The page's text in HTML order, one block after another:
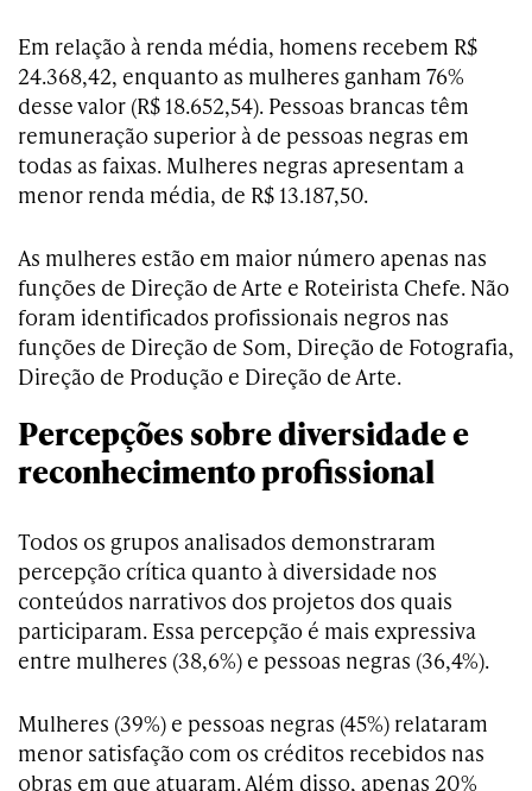
Em relação à renda média, homens recebem R$
24.368,42, enquanto as mulheres ganham 76%
desse valor (R$ 18.652,54). Pessoas brancas têm
remuneração superior à de pessoas negras em
todas as faixas. Mulheres negras apresentam a
menor renda média, de R$ 13.187,50.
As mulheres estão em maior número apenas nas
funções de Direção de Arte e Roteirista Chefe. Não
foram identificados profissionais negros nas
funções de Direção de Som, Direção de Fotografia,
Direção de Produção e Direção de Arte.
Percepções sobre diversidade e
reconhecimento profissional
Todos os grupos analisados demonstraram
percepção crítica quanto à diversidade nos
conteúdos narrativos dos projetos dos quais
participaram. Essa percepção é mais expressiva
entre mulheres (38,6%) e pessoas negras (36,4%).
Mulheres (39%) e pessoas negras (45%) relataram
menor satisfação com os créditos recebidos nas
obras em que atuaram. Além disso, apenas 20%